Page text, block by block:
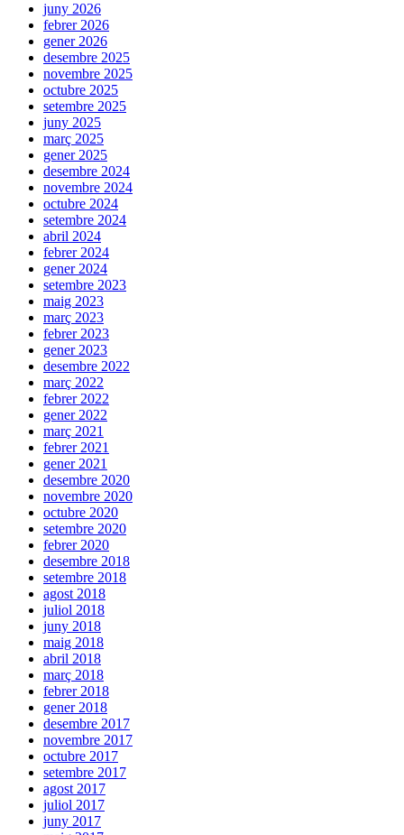
juny 2026
febrer 2026
gener 2026
desembre 2025
novembre 2025
octubre 2025
setembre 2025
juny 2025
març 2025
gener 2025
desembre 2024
novembre 2024
octubre 2024
setembre 2024
abril 2024
febrer 2024
gener 2024
setembre 2023
maig 2023
març 2023
febrer 2023
gener 2023
desembre 2022
març 2022
febrer 2022
gener 2022
març 2021
febrer 2021
gener 2021
desembre 2020
novembre 2020
octubre 2020
setembre 2020
febrer 2020
desembre 2018
setembre 2018
agost 2018
juliol 2018
juny 2018
maig 2018
abril 2018
març 2018
febrer 2018
gener 2018
desembre 2017
novembre 2017
octubre 2017
setembre 2017
agost 2017
juliol 2017
juny 2017